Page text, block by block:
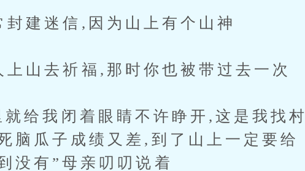
迷信,因为山上有个山神
去祈福,那时你也被带过去一次
我闭着眼睛不许睁开,这是我找村
脑瓜子成绩又差,到了山上一定要给
没有”母亲叨叨说着